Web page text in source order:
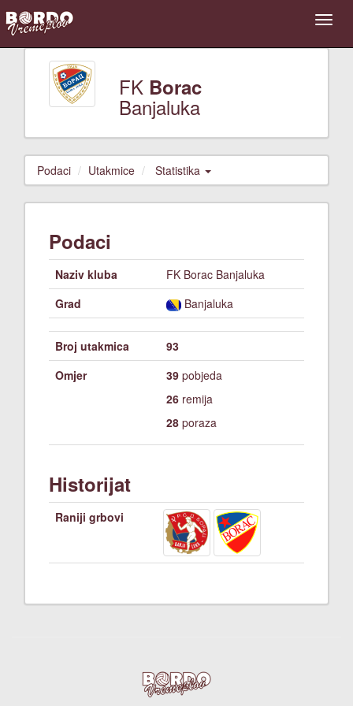
FK Borac
Banjaluka
Podaci Utakmice Statistika
Podaci
Naziv kluba
FK Borac Banjaluka
Grad
Banjaluka
Broj utakmica
93
Omjer
39 pobjeda
26 remija
28 poraza
Historijat
Raniji grbovi